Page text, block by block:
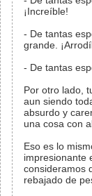
¡Increíble!
- De tantas
grande.
- De tantas
Por otro lado,
aun siendo
absurdo y
una cosa con
Eso es lo
impresionante
consideramos
rebajado de